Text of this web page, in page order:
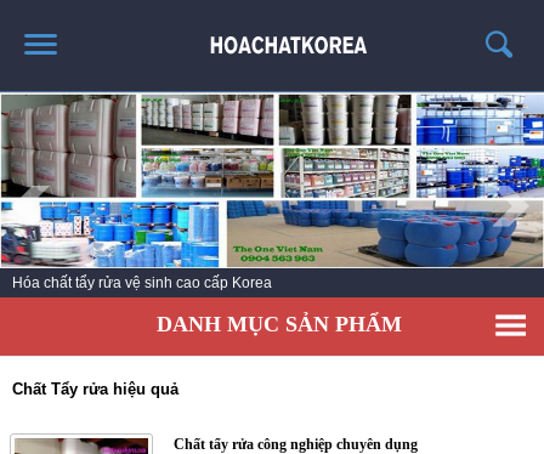
TRANG CHỦ
GIỚI THIỆU
THÔNG TIN SẢN PHẨM
TIN TỨC
LIÊN HỆ
Hóa chất tẩy rửa vệ sinh cao cấp Korea
DANH MỤC SẢN PHẨM
Chất Tẩy rửa hiệu quả
Chất tẩy rửa công nghiệp chuyên dụng